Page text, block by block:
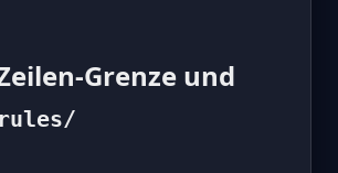
Grenze und